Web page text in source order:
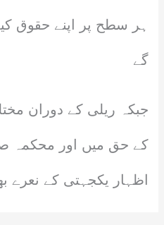
ہر سطح پر اپنے حقوق
گے
جبکہ ریلی کے دوران
کے حق میں اور محکمہ
اظہار یکجہتی کے نعرے